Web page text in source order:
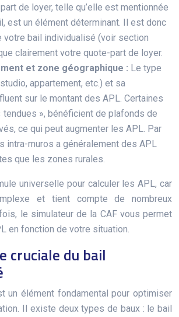
de loyer, telle qu’elle est mentionnée
est un élément déterminant. Il est donc
votre bail individualisé (voir section
clairement votre quote-part de loyer.
et zone géographique : Le type
appartement, etc.) et sa
sur le montant des APL. Certaines
tendues », bénéficient de plafonds de
ce qui peut augmenter les APL. Par
intra-muros a généralement des APL
que les zones rurales.
universelle pour calculer les APL, car
et tient compte de nombreux
le simulateur de la CAF vous permet
en fonction de votre situation.
cruciale du bail
un élément fondamental pour optimiser
Il existe deux types de baux : le bail